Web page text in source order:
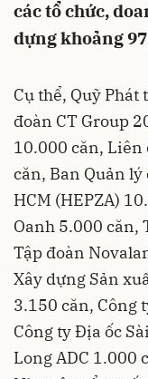
các tổ chức,
dựng khoảng
Cụ thể, Quỹ
đoàn CT Group
10.000 căn, Liên
căn, Ban Quản lý
HCM (HEPZA)
Oanh 5.000 căn,
Tập đoàn
Xây dựng Sản
3.150 căn, Công
Công ty Địa ốc
Long ADC 1.000